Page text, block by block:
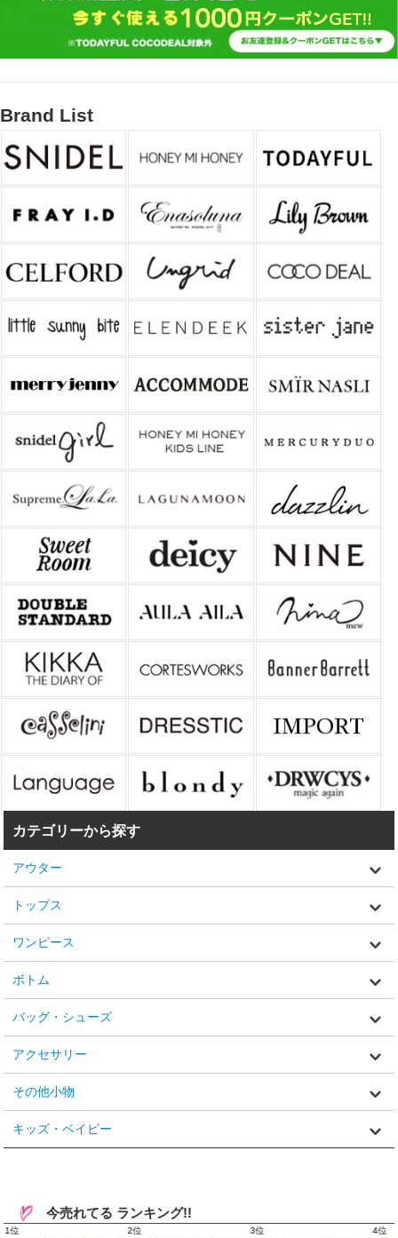
Brand List
カテゴリーから探す
アウター
トップス
ワンピース
ボトム
バッグ・シューズ
アクセサリー
その他小物
キッズ・ベイビー
今売れてる ランキング!!